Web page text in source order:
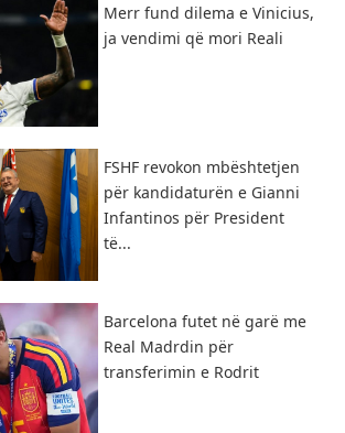
Merr fund dilema e Vinicius,
ja vendimi që mori Reali
FSHF revokon mbështetjen
për kandidaturën e Gianni
Infantinos për President
të...
Barcelona futet në garë me
Real Madrdin për
transferimin e Rodrit